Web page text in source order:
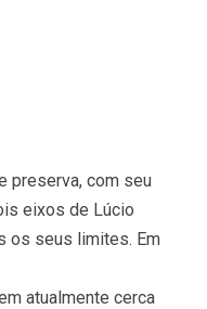
preserva, com seu
eixos de Lúcio
os seus limites. Em
atualmente cerca